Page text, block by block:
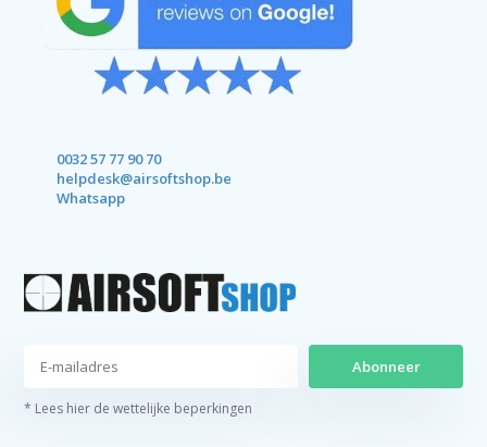
0032 57 77 90 70
helpdesk@airsoftshop.be
Whatsapp
Abonneer
* Lees hier de wettelijke beperkingen